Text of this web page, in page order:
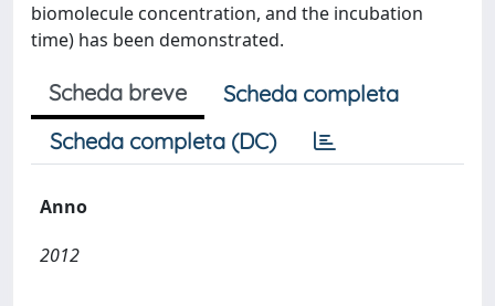
biomolecule concentration, and the incubation
time) has been demonstrated.
Scheda breve
Scheda completa
Scheda completa (DC)
Anno
2012